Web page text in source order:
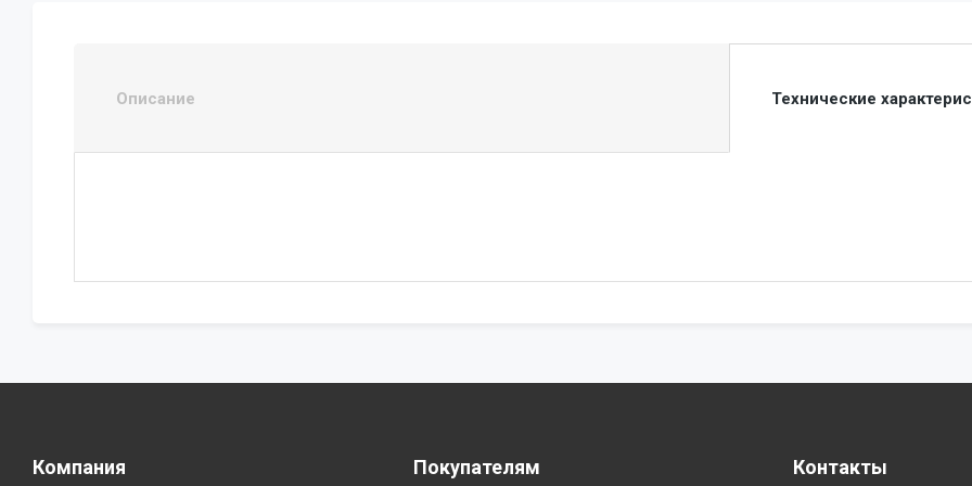
Описание Технические
Компания Покупателям Контакты